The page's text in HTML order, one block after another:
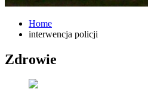
Home
interwencja policji
Zdrowie